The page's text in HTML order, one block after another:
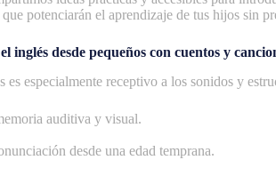
potenciarán el aprendizaje de tus hijos sin
inglés desde pequeños con cuentos y
es especialmente receptivo a los sonidos y
auditiva y visual.
desde una edad temprana.